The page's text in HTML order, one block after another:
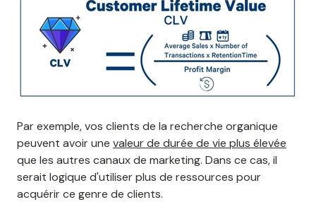
Par exemple, vos clients de la recherche organique
peuvent avoir une valeur de durée de vie plus élevée
que les autres canaux de marketing. Dans ce cas, il
serait logique d'utiliser plus de ressources pour
acquérir ce genre de clients.